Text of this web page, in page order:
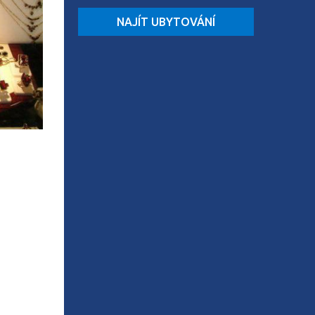
NAJÍT UBYTOVÁNÍ